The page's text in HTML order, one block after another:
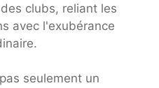
clubs, reliant les
avec l'exubérance
seulement un